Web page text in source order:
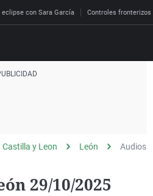
eclipse con Sara García Controles fronterizos
Julia en la onda
Expedientes del más
Baleares
Tenis
Salud
Castilla y Leon León
Audios
29/10/2025